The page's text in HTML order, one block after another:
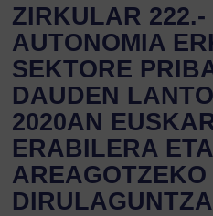
ZIRKULAR
AUTONOMIA
SEKTORE
DAUDEN
2020AN
ERABILERA
AREAGOTZEKO